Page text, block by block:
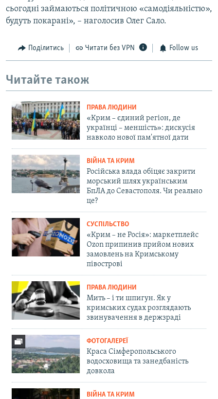
сьогодні займаються політичною «самодіяльністю»,
будуть покарані», – наголосив Олег Сало.
Поділитись Читати без VPN Follow us
Читайте також
ПРАВА ЛЮДИНИ
«Крим – єдиний регіон, де
українці – меншість»: дискусія
навколо нової пам'ятної дати
ВІЙНА ТА КРИМ
Російська влада обіцяє закрити
морський шлях українським
БпЛА до Севастополя. Чи реально
це?
СУСПІЛЬСТВО
«Крим – не Росія»: маркетплейс
Ozon припинив прийом нових
замовлень на Кримському
півострові
ПРАВА ЛЮДИНИ
Мить – і ти шпигун. Як у
кримських судах розглядають
звинувачення в держзраді
ФОТОГАЛЕРЕЇ
Краса Сімферопольського
водосховища та занедбаність
довкола
ВІЙНА ТА КРИМ